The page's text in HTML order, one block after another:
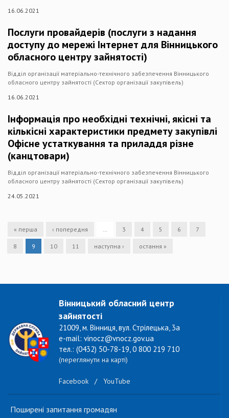
16.06.2021
Послуги провайдерів (послуги з надання
доступу до мережі Інтернет для Вінницького
обласного центру зайнятості)
Відділ організації матеріально-технічного забезпечення Вінницького
обласного центру зайнятості (Сектор організації закупівель)
16.06.2021
Інформація про необхідні технічні, якісні та
кількісні характеристики предмету закупівлі
Офісне устаткування та приладдя різне
(канцтовари)
Відділ організації матеріально-технічного забезпечення Вінницького
обласного центру зайнятості (Сектор організації закупівель)
24.05.2021
« перша ‹ попередня … 3 4 5 6 7
8 9 10 11 наступна › остання »
Вінницький обласний центр
зайнятості
21009, м. Вінниця, вул. Стрілецька, 3а
e-mail: vinocz@vnocz.gov.ua
тел.: (0432) 50-78-19, 0 800 219 710
(переглянути на карті)
Facebook / YouTube
Поширені запитання громадян